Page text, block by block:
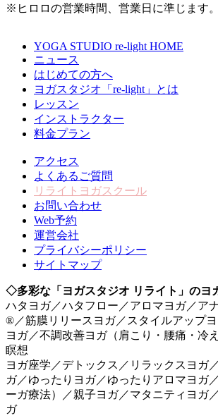
※ヒロロの営業時間、営業日に準じます。
YOGA STUDIO re-light HOME
ニュース
はじめての方へ
ヨガスタジオ「re-light」とは
レッスン
インストラクター
料金プラン
アクセス
よくあるご質問
リライトヨガスクール
お問い合わせ
Web予約
運営会社
プライバシーポリシー
サイトマップ
◇多彩な「ヨガスタジオ リライト」のヨ
ハタヨガ／ハタフロー／アロマヨガ／ア
®／筋膜リリースヨガ／スタイルアップ
ヨガ／不調改善ヨガ（肩こり・腰痛・冷
瞑想
ヨガ座学／デトックス／リラックスヨガ
ガ／ゆったりヨガ／ゆったりアロマヨガ
ーガ療法）／親子ヨガ／マタニティヨガ
ガ